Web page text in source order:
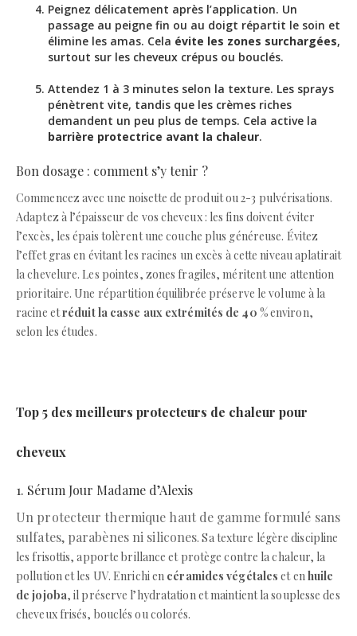
Peignez délicatement après l’application. Un
passage au peigne fin ou au doigt répartit le soin et
élimine les amas. Cela évite les zones surchargées,
surtout sur les cheveux crépus ou bouclés.
Attendez 1 à 3 minutes selon la texture. Les sprays
pénètrent vite, tandis que les crèmes riches
demandent un peu plus de temps. Cela active la
barrière protectrice avant la chaleur.
Bon dosage : comment s’y tenir ?
Commencez avec une noisette de produit ou 2-3 pulvérisations.
Adaptez à l’épaisseur de vos cheveux : les fins doivent éviter
l’excès, les épais tolèrent une couche plus généreuse. Évitez
l’effet gras en évitant les racines un excès à cette niveau aplatirait
la chevelure. Les pointes, zones fragiles, méritent une attention
prioritaire. Une répartition équilibrée préserve le volume à la
racine etréduit la casse aux extrémités de 40 %environ,
selon les études.
Top 5 des meilleurs protecteurs de chaleur pour
cheveux
1. Sérum Jour Madame d’Alexis
Un protecteur thermique haut de gamme formulé sans
sulfates, parabènes ni silicones. Sa texture légère discipline
les frisottis, apporte brillance et protège contre la chaleur, la
pollution et les UV. Enrichi en céramides végétales et en huile
de jojoba, il préserve l’hydratation et maintient la souplesse des
cheveux frisés, bouclés ou colorés.